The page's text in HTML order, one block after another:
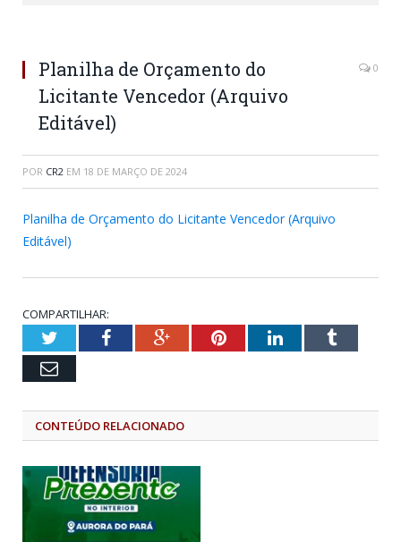
Planilha de Orçamento do
Licitante Vencedor (Arquivo
Editável)
0
POR CR2 EM 18 DE MARÇO DE 2024
Planilha de Orçamento do Licitante Vencedor (Arquivo
Editável)
COMPARTILHAR:
TwitterFacebookGoogle+PinterestLinkedInTumblr
Email
CONTEÚDO RELACIONADO